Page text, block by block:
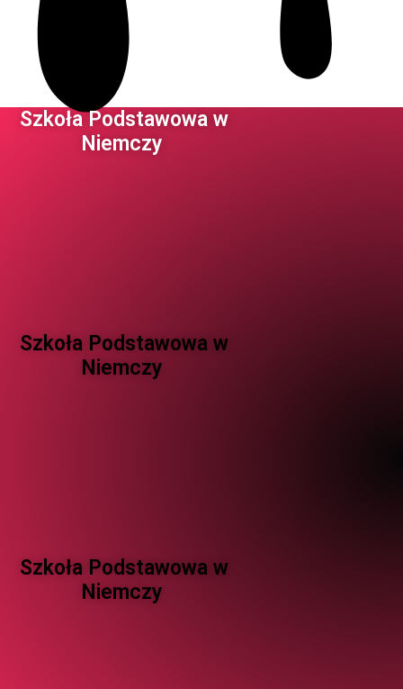
Szkoła Podstawowa w
Niemczy ​
Szkoła Podstawowa w
Niemczy ​
Szkoła Podstawowa w
Niemczy ​